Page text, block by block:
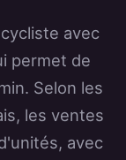
avec
permet de
Selon les
les ventes
avec